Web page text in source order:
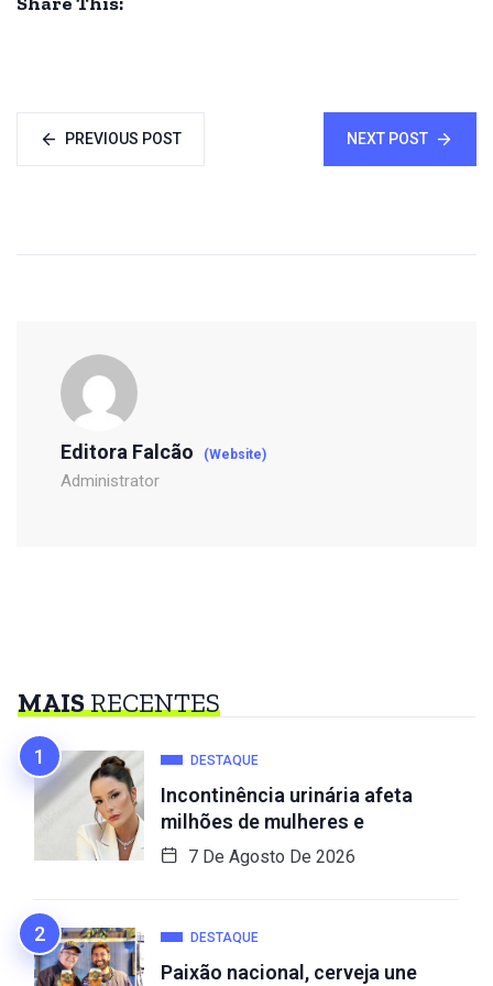
PREVIOUS POST NEXT POST
Editora Falcão (Website)
Administrator
MAISRECENTES
DESTAQUE
Incontinência urinária afeta
milhões de mulheres e
7 De Agosto De 2026
DESTAQUE
Paixão nacional, cerveja une